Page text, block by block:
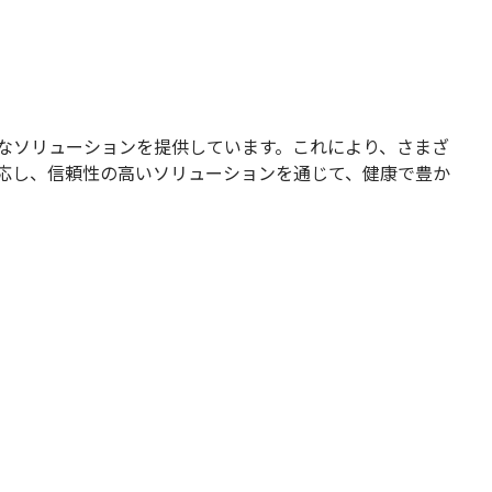
ソリューションを提供しています。これにより、さまざ
し、信頼性の高いソリューションを通じて、健康で豊か